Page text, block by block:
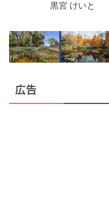
黒宮 けいと
広告